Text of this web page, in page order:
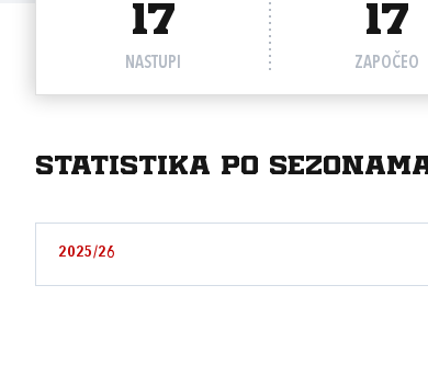
17
NASTUPI
17
ZAPOČEO
Statistika po
2025/26